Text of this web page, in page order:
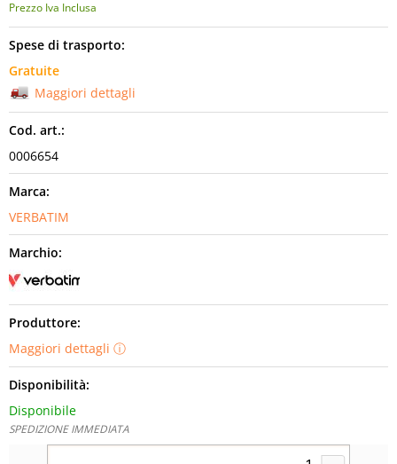
Prezzo Iva Inclusa
Spese di trasporto:
Gratuite
Maggiori dettagli
Cod. art.:
0006654
Marca:
VERBATIM
Marchio:
Produttore:
Maggiori dettagli
Disponibilità:
Disponibile
SPEDIZIONE IMMEDIATA